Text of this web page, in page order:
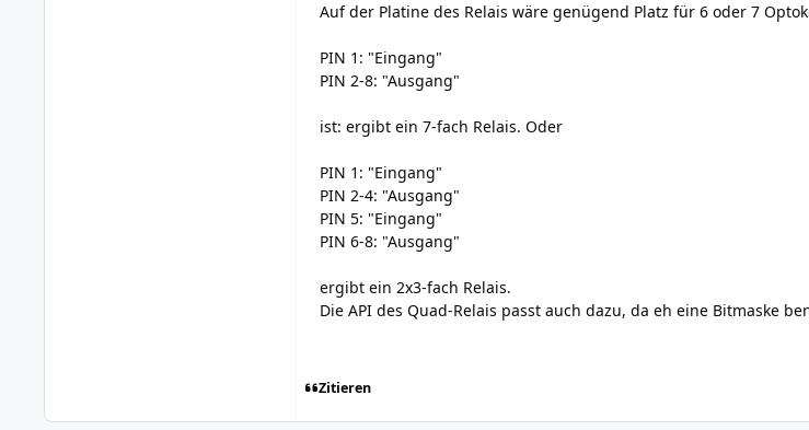
Auf der Platine des Relais wäre genügend Platz für 6 oder 7
PIN 1: "Eingang"
PIN 2-8: "Ausgang"
ist: ergibt ein 7-fach Relais. Oder
PIN 1: "Eingang"
PIN 2-4: "Ausgang"
PIN 5: "Eingang"
PIN 6-8: "Ausgang"
ergibt ein 2x3-fach Relais.
Die API des Quad-Relais passt auch dazu, da eh eine Bitmaske
Zitieren